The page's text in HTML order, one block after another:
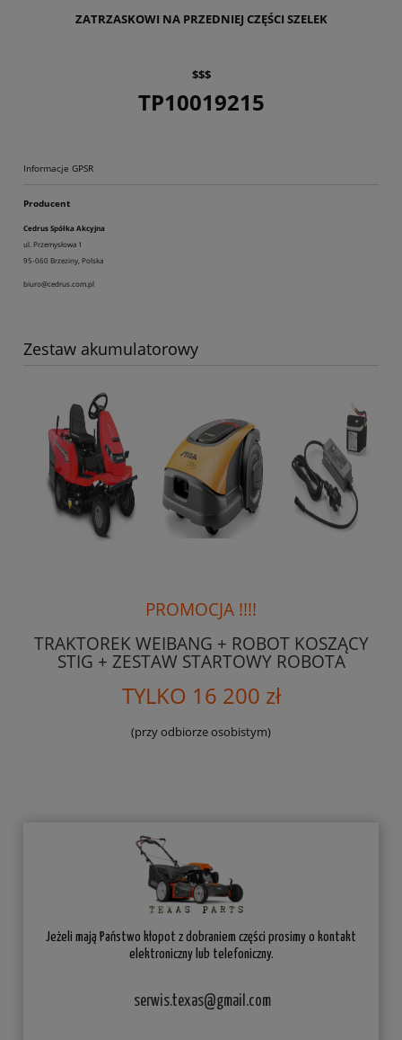
ZATRZASKOWI NA PRZEDNIEJ CZĘŚCI SZELEK
$$$
TP10019215
Informacje GPSR
Producent
Cedrus Spółka Akcyjna
ul. Przemysłowa 1
95-060 Brzeziny, Polska
biuro@cedrus.com.pl
Zestaw akumulatorowy
PROMOCJA !!!!
TRAKTOREK WEIBANG + ROBOT KOSZĄCY
STIG + ZESTAW STARTOWY ROBOTA
TYLKO 16 200 zł
(przy odbiorze osobistym)
Jeżeli mają Państwo kłopot z dobraniem części prosimy o kontakt
elektroniczny lub telefoniczny.
serwis.texas@gmail.com